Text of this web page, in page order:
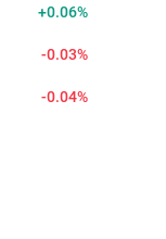
+0.06%
-0.03%
-0.04%